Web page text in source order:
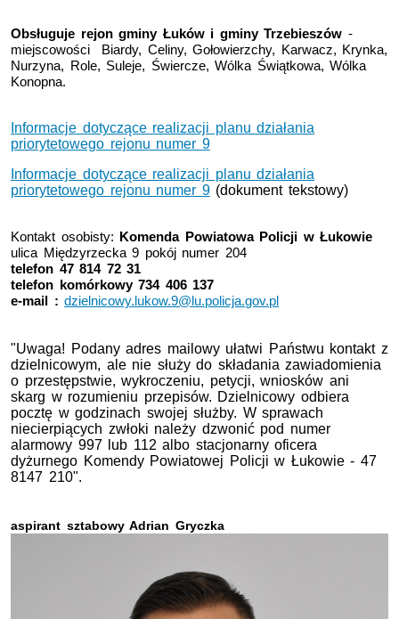
Obsługuje rejon gminy Łuków i gminy Trzebieszów -
miejscowości Biardy, Celiny, Gołowierzchy, Karwacz, Krynka,
Nurzyna, Role, Suleje, Świercze, Wólka Świątkowa, Wólka
Konopna.
Informacje dotyczące realizacji planu działania
priorytetowego rejonu numer 9
Informacje dotyczące realizacji planu działania
priorytetowego rejonu numer 9(dokument tekstowy)
Kontakt osobisty:
Komenda Powiatowa Policji w Łukowie
ulica Międzyrzecka 9 pokój numer 204
telefon 47 814 72 31
telefon komórkowy 734 406 137
e-mail :dzielnicowy.lukow.9@lu.policja.gov.pl
"Uwaga! Podany adres mailowy ułatwi Państwu kontakt z
dzielnicowym, ale nie służy do składania zawiadomienia
o przestępstwie, wykroczeniu, petycji, wniosków ani
skarg w rozumieniu przepisów. Dzielnicowy odbiera
pocztę w godzinach swojej służby. W sprawach
niecierpiących zwłoki należy dzwonić pod numer
alarmowy 997 lub 112 albo stacjonarny oficera
dyżurnego Komendy Powiatowej Policji w Łukowie - 47
8147 210".
aspirant sztabowy Adrian Gryczka